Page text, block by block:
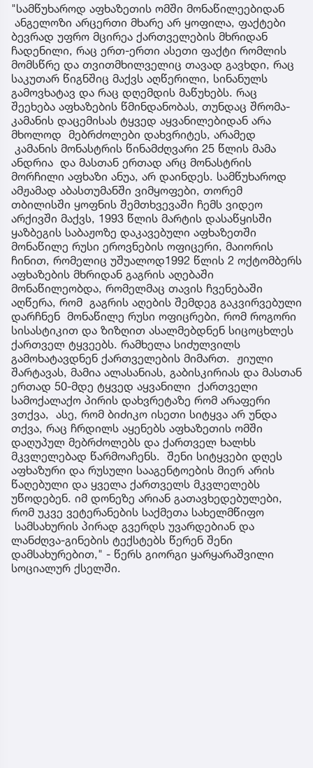
"სამწუხაროდ აფხაზეთის ომში მონაწილეებიდან
ანგელოზი არცერთი მხარე არ ყოფილა, ფაქტები
ბევრად უფრო მცირეა ქართველების მხრიდან
ჩადენილი, რაც ერთ-ერთი ასეთი ფაქტი რომლის
მომსწრე და თვითმხილველიც თავად გავხდი, რაც
საკუთარ წიგნშიც მაქვს აღწერილი, სინანულს
გამოვხატავ და რაც დღემდის მაწუხებს. რაც
შეეხება აფხაზების წმინდანობას, თუნდაც შრომა-
კამანის დაცემისას ტყვედ აყვანილებიდან არა
მხოლოდ მებრძოლები დახვრიტეს, არამედ
კამანის მონასტრის წინამძღვარი 25 წლის მამა
ანდრია და მასთან ერთად არც მონასტრის
მორჩილი აფხაზი ანუა, არ დაინდეს. სამწუხაროდ
ამჟამად აბასთუმანში ვიმყოფები, თორემ
თბილისში ყოფნის შემთხვევაში ჩემს ვიდეო
არქივში მაქვს, 1993 წლის მარტის დასაწყისში
ყაზბეგის საბაჟოზე დაკავებული აფხაზეთში
მონაწილე რუსი ეროვნების ოფიცერი, მაიორის
ჩინით, რომელიც უშუალოდ1992 წლის 2 ოქტომბერს
აფხაზების მხრიდან გაგრის აღებაში
მონაწილეობდა, რომელმაც თავის ჩვენებაში
აღწერა, რომ გაგრის აღების შემდეგ გაკვირვებული
დარჩნენ მონაწილე რუსი ოფიცრები, რომ როგორი
სისასტიკით და ზიზღით ასალმებდნენ სიცოცხლეს
ქართველ ტყვეებს. რამხელა სიძულვილს
გამოხატავდნენ ქართველების მიმართ. ჟიული
შარტავას, მამია ალასანიას, გაბისკირიას და მასთან
ერთად 50-მდე ტყვედ აყვანილი ქართველი
სამოქალაქო პირის დახვრეტაზე რომ არაფერი
ვთქვა, ასე, რომ ბიძიკო ისეთი სიტყვა არ უნდა
თქვა, რაც ჩრდილს აყენებს აფხაზეთის ომში
დაღუპულ მებრძოლებს და ქართველ ხალხს
მკვლელებად წარმოაჩენს. შენი სიტყვები დღეს
აფხაზური და რუსული სააგენტოების მიერ არის
წაღებული და ყველა ქართველს მკვლელებს
უწოდებენ. იმ დონეზე არიან გათავხედებულები,
რომ უკვე ვეტერანების საქმეთა სახელმწიფო
სამსახურის პირად გვერდს უვარდებიან და
ლანძღვა-გინების ტექსტებს წერენ შენი
დამსახურებით," - წერს გიორგი ყარყარაშვილი
სოციალურ ქსელში.